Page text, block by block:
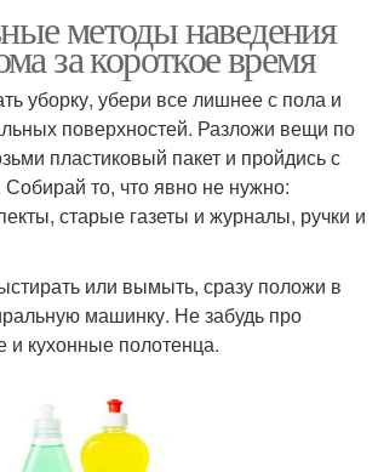
методы наведения
за короткое время
уборку, убери все лишнее с пола и
поверхностей. Разложи вещи по
пластиковый пакет и пройдись с
то, что явно не нужно:
старые газеты и журналы, ручки и
или вымыть, сразу положи в
машинку. Не забудь про
и кухонные полотенца.